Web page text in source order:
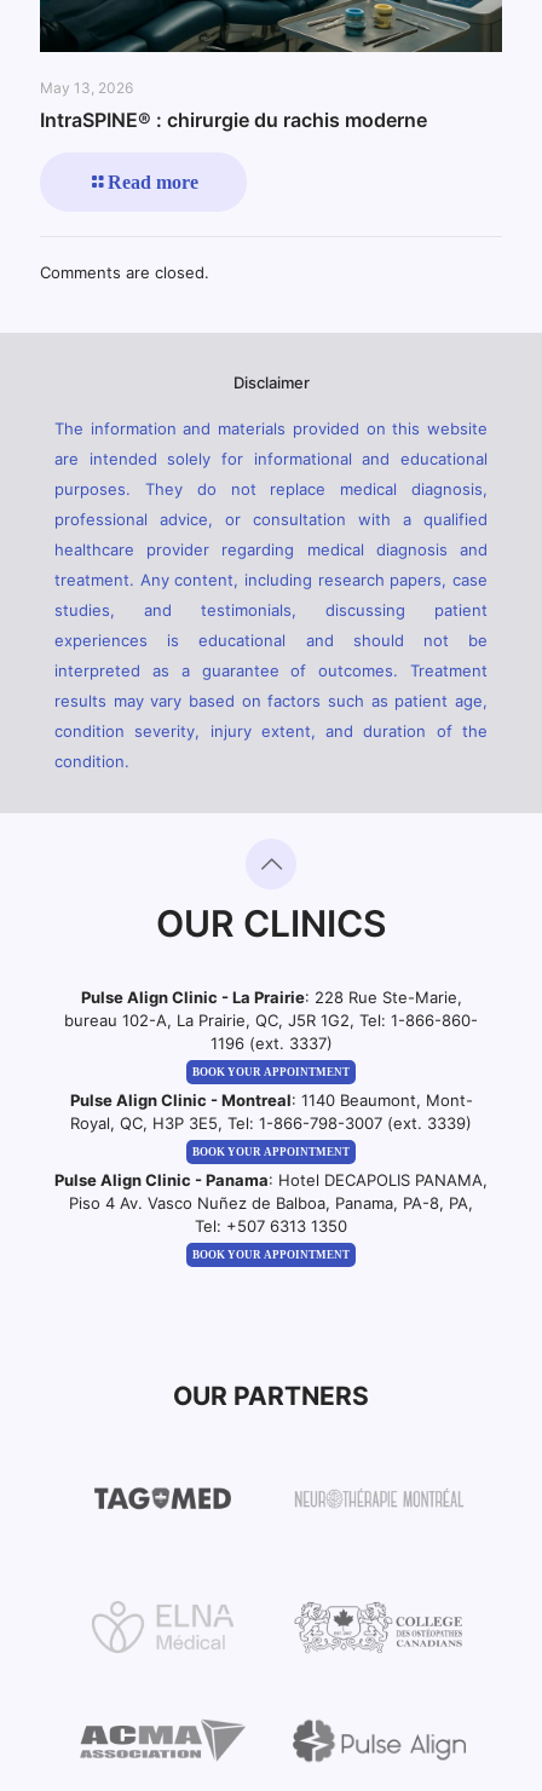
May 13, 2026
IntraSPINE® : chirurgie du rachis moderne
Read more
Comments are closed.
Disclaimer
The information and materials provided on this website
are intended solely for informational and educational
purposes. They do not replace medical diagnosis,
professional advice, or consultation with a qualified
healthcare provider regarding medical diagnosis and
treatment. Any content, including research papers, case
studies, and testimonials, discussing patient
experiences is educational and should not be
interpreted as a guarantee of outcomes. Treatment
results may vary based on factors such as patient age,
condition severity, injury extent, and duration of the
condition.
OUR CLINICS
Pulse Align Clinic - La Prairie: 228 Rue Ste-Marie,
bureau 102-A, La Prairie, QC, J5R 1G2, Tel: 1-866-860-
1196 (ext. 3337)
BOOK YOUR APPOINTMENT
Pulse Align Clinic - Montreal: 1140 Beaumont, Mont-
Royal, QC, H3P 3E5, Tel: 1-866-798-3007 (ext. 3339)
BOOK YOUR APPOINTMENT
Pulse Align Clinic - Panama: Hotel DECAPOLIS PANAMA,
Piso 4 Av. Vasco Nuñez de Balboa, Panama, PA-8, PA,
Tel: +507 6313 1350
BOOK YOUR APPOINTMENT
OUR PARTNERS